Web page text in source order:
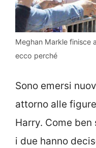
Meghan Markle finisce
ecco perché
Sono emersi
attorno alle
Harry. Come
i due hanno